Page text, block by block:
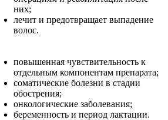
них;
лечит и предотвращает выпадение
волос.
повышенная чувствительность к
отдельным компонентам препарата;
соматические болезни в стадии
обострения;
онкологические заболевания;
беременность и период лактации.